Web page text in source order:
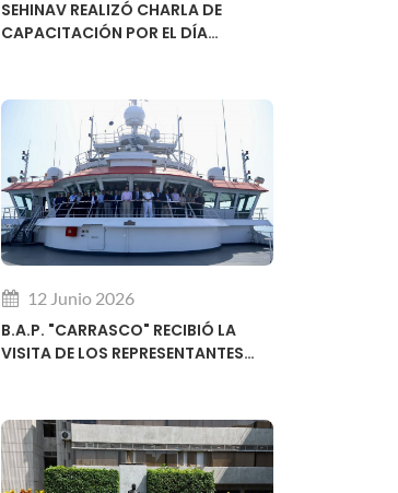
SEHINAV REALIZÓ CHARLA DE
CAPACITACIÓN POR EL DÍA
12 Junio 2026
B.A.P. "CARRASCO" RECIBIÓ LA
VISITA DE LOS REPRESENTANTES
LA OHI